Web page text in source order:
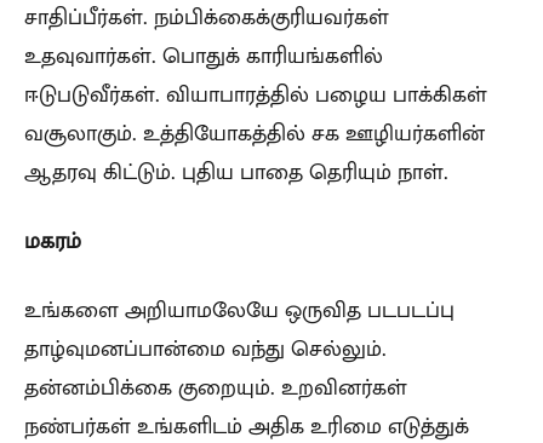
சாதிப்பீர்கள். நம்பிக்கைக்குரியவர்கள்
உதவுவார்கள். பொதுக் காரியங்களில்
ஈடுபடுவீர்கள். வியாபாரத்தில் பழைய பாக்கிகள்
வசூலாகும். உத்தியோகத்தில் சக ஊழியர்களின்
ஆதரவு கிட்டும். புதிய பாதை தெரியும் நாள்.
மகரம்
உங்களை அறியாமலேயே ஒருவித படபடப்பு
தாழ்வுமனப்பான்மை வந்து செல்லும்.
தன்னம்பிக்கை குறையும். உறவினர்கள்
நண்பர்கள் உங்களிடம் அதிக உரிமை எடுத்துக்